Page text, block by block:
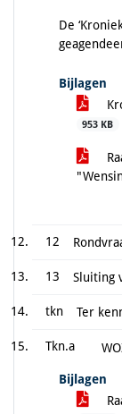
De
Bijlagen
953 KB
12
13 Sluiting
tkn Ter
Tkn.a
Bijlagen